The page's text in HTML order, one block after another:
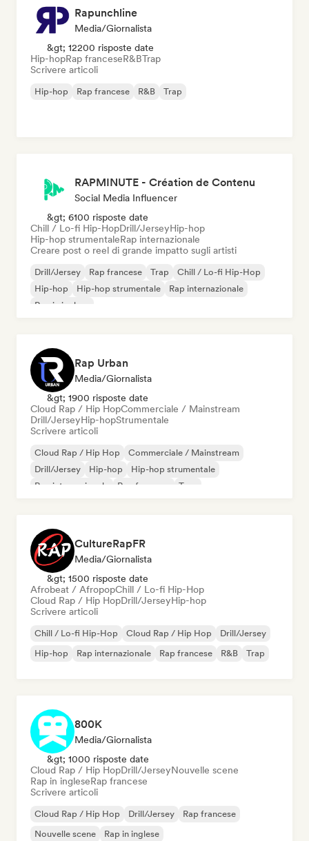
Rapunchline
Media/Giornalista
&gt; 12200 risposte date
Hip-hopRap franceseR&BTrap
Scrivere articoli
Hip-hop Rap francese R&B Trap
RAPMINUTE - Création de Contenu
Social Media Influencer
&gt; 6100 risposte date
Chill / Lo-fi Hip-HopDrill/JerseyHip-hop
Hip-hop strumentaleRap internazionale
Creare post o reel di grande impatto sugli artisti
Drill/Jersey Rap francese Trap
Chill / Lo-fi Hip-Hop
Hip-hop
Hip-hop strumentale
Rap internazionale
Rap in inglese
Rap Urban
Media/Giornalista
&gt; 1900 risposte date
Cloud Rap / Hip HopCommerciale / Mainstream
Drill/JerseyHip-hopStrumentale
Scrivere articoli
Cloud Rap / Hip Hop
Commerciale / Mainstream
Drill/Jersey
Hip-hop
Hip-hop strumentale
Rap internazionale
Rap francese Trap
CultureRapFR
Media/Giornalista
&gt; 1500 risposte date
Afrobeat / AfropopChill / Lo-fi Hip-Hop
Cloud Rap / Hip HopDrill/JerseyHip-hop
Scrivere articoli
Chill / Lo-fi Hip-Hop Cloud Rap / Hip Hop
Drill/Jersey
Hip-hop
Rap internazionale Rap francese R&B Trap
800K
Media/Giornalista
&gt; 1000 risposte date
Cloud Rap / Hip HopDrill/JerseyNouvelle scene
Rap in ingleseRap francese
Scrivere articoli
Cloud Rap / Hip Hop Drill/Jersey
Rap francese
Nouvelle scene
Rap in inglese